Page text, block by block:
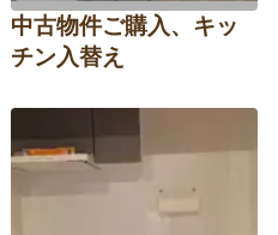
中古物件ご購入、キッ
チン入替え